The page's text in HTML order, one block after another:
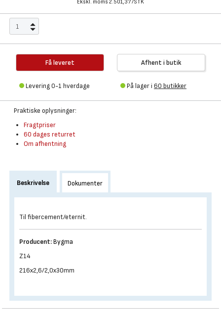
Ekskl. moms 2.501,37/STK
Få leveret
Levering 0-1 hverdage
Afhent i butik
På lager i 60 butikker
Praktiske oplysninger:
Fragtpriser
60 dages returret
Om afhentning
Beskrivelse Dokumenter
Til fibercement/eternit.
Producent:Bygma
Z14
216x2,6/2,0x30mm